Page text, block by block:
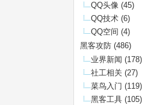
QQ头像 (45)
QQ技术 (6)
QQ空间 (4)
黑客攻防 (486)
业界新闻 (178)
社工相关 (27)
菜鸟入门 (119)
黑客工具 (105)